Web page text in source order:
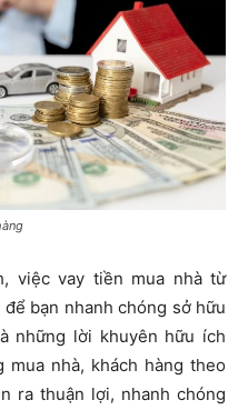
việc vay tiền mua nhà từ
bạn nhanh chóng sở hữu
những lời khuyên hữu ích
nhà, khách hàng theo
ra thuận lợi, nhanh chóng